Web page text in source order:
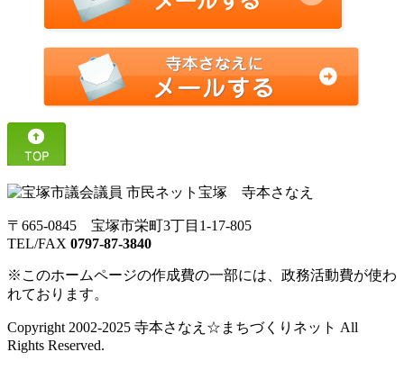
〒665-0845 宝塚市栄町3丁目1-17-805
TEL/FAX 0797-87-3840
※このホームページの作成費の一部には、政務活動費が使わ
れております。
Copyright 2002-2025 寺本さなえ☆まちづくりネット All
Rights Reserved.